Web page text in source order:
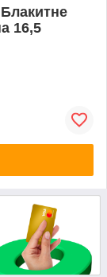
16,5